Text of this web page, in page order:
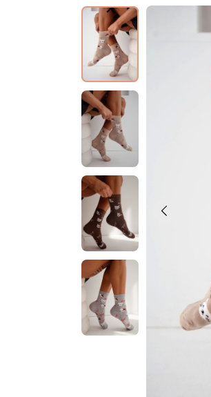
keyboard_arrow_left